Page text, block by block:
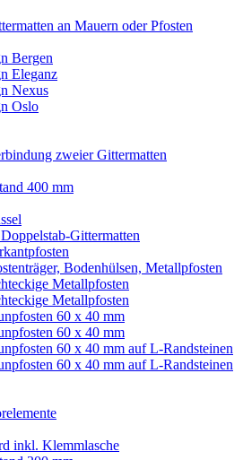
an Mauern oder Pfosten
Bergen
Eleganz
Nexus
Oslo
zweier Gittermatten
400 mm
Gittermatten
Bodenhülsen, Metallpfosten
Metallpfosten
Metallpfosten
60 x 40 mm
60 x 40 mm
60 x 40 mm auf L-Randsteinen
60 x 40 mm auf L-Randsteinen
inkl. Klemmlasche